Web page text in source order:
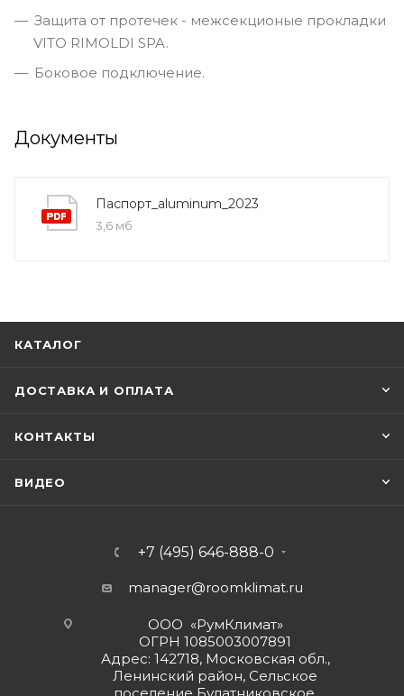
Защита от протечек - межсекционые прокладки
VITO RIMOLDI SPA.
Боковое подключение.
Документы
Паспорт_aluminum_2023
3,6 мб
КАТАЛОГ
ДОСТАВКА И ОПЛАТА
КОНТАКТЫ
ВИДЕО
+7 (495) 646-888-0
manager@roomklimat.ru
ООО «РумКлимат»
ОГРН 1085003007891
Адрес: 142718, Московская обл.,
Ленинский район, Сельское